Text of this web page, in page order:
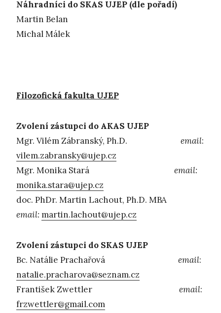
Náhradníci do SKAS UJEP (dle pořadí)
Martin Belan
Michal Málek
Filozofická fakulta UJEP
Zvolení zástupci do AKAS UJEP
Mgr. Vilém Zábranský, Ph.D. email:
vilem.zabransky@ujep.cz
Mgr. Monika Stará email:
monika.stara@ujep.cz
doc. PhDr. Martin Lachout, Ph.D. MBA
email: martin.lachout@ujep.cz
Zvolení zástupci do SKAS UJEP
Bc. Natálie Prachařová email:
natalie.pracharova@seznam.cz
František Zwettler
email:
frzwettler@gmail.com